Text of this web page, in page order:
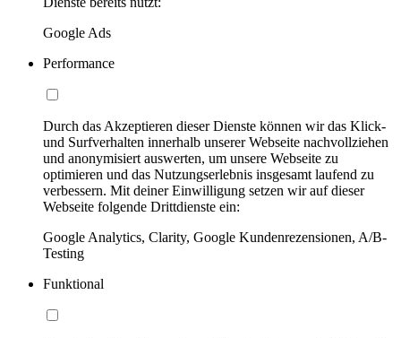
Google Ads
Performance
Durch das Akzeptieren dieser Dienste können wir das Klick-
und Surfverhalten innerhalb unserer Webseite nachvollziehen
und anonymisiert auswerten, um unsere Webseite zu
optimieren und das Nutzungserlebnis insgesamt laufend zu
verbessern. Mit deiner Einwilligung setzen wir auf dieser
Webseite folgende Drittdienste ein:
Google Analytics, Clarity, Google Kundenrezensionen, A/B-
Testing
Funktional